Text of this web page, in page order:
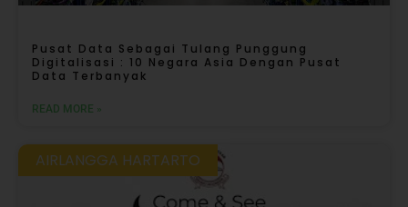
Pusat Data Sebagai Tulang Punggung
Digitalisasi : 10 Negara Asia Dengan Pusat
Data Terbanyak
READ MORE »
AIRLANGGA HARTARTO